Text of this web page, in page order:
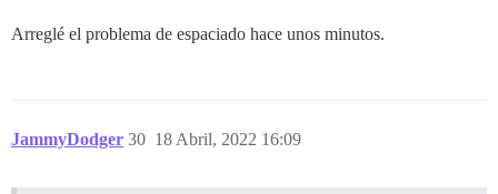
Arreglé el problema de espaciado hace unos minutos.
JammyDodger 18 Abril, 2022 16:09
30